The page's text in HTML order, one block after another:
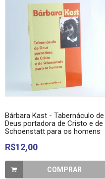
Bárbara Kast - Tabernáculo de
Deus portadora de Cristo e de
Schoenstatt para os homens
R$12,00
COMPRAR